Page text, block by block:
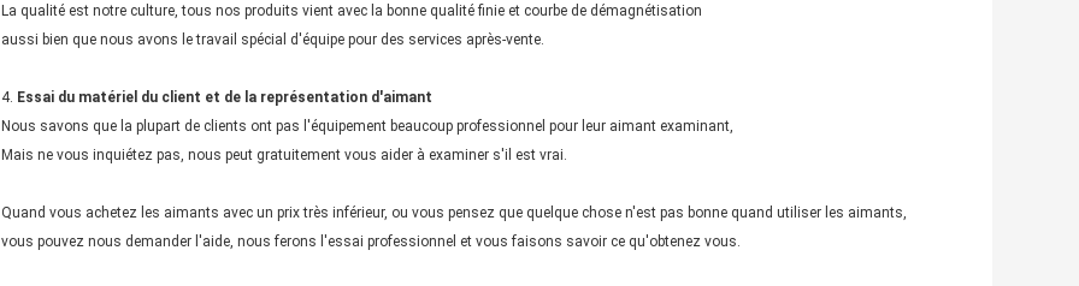
La qualité est notre culture, tous nos produits vient avec la bonne qualité finie et courbe de démagnétisation
aussi bien que nous avons le travail spécial d'équipe pour des services après-vente.
4. Essai du matériel du client et de la représentation d'aimant
Nous savons que la plupart de clients ont pas l'équipement beaucoup professionnel pour leur aimant examinant,
Mais ne vous inquiétez pas, nous peut gratuitement vous aider à examiner s'il est vrai.
Quand vous achetez les aimants avec un prix très inférieur, ou vous pensez que quelque chose n'est pas bonne quand utiliser les aimants,
vous pouvez nous demander l'aide, nous ferons l'essai professionnel et vous faisons savoir ce qu'obtenez vous.